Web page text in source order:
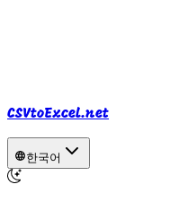
CSVtoExcel.net
한국어